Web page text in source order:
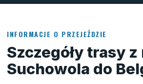
INFORMACJE O PRZEJEŹDZIE
Szczegóły trasy
Suchowola do